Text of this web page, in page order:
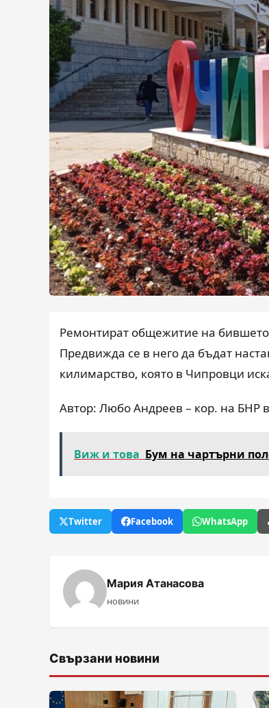
Ремонтират общежитие на
Предвижда се в него да бъдат
килимарство, която в Чипровци
Автор: Любо Андреев – кор. на БНР
Виж и това Бум на чартърни
Twitter Facebook WhatsApp
Мария Атанасова
новини
Свързани новини